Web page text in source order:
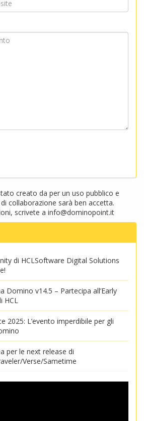
creato da per un uso pubblico e
collaborazione sarà ben accetta.
scrivete a info@dominopoint.it
di HCLSoftware Digital Solutions
Domino v14.5 – Partecipa all’Early
2025: L’evento imperdibile per gli
per le next release di
Verse/Sametime